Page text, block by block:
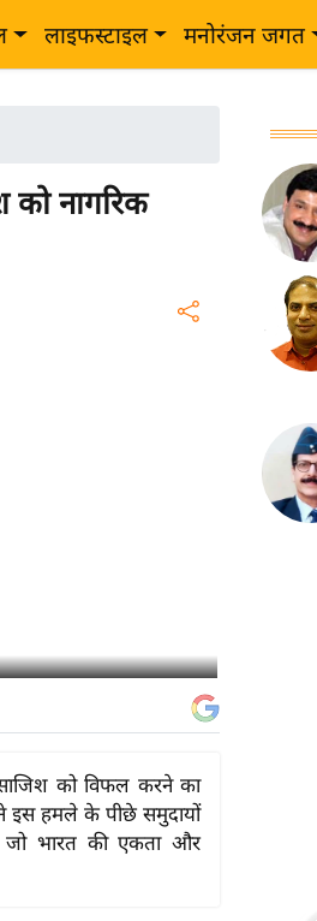
लाइफस्टाइल मनोरंजन जगत
नागरिक
को विफल करने का
इस हमले के पीछे समुदायों
भारत की एकता और